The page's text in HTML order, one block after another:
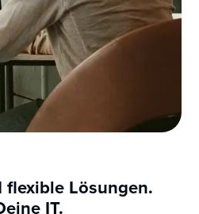
Lösungen.
IT.